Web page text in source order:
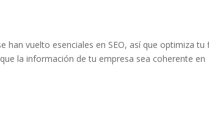
han vuelto esenciales en SEO, así que optimiza tu
la información de tu empresa sea coherente en